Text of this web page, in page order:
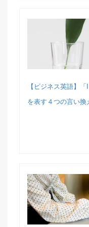
【ビジネス英語】
を表す４つの言い換